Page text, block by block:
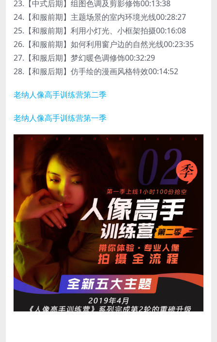
23.【中式后期】组图色调及剪影修饰00:13:38
24.【和服前期】主题场景的室内环境光线00:28:27
25.【和服前期】利用小灯光、小框架拍摄00:16:08
26.【和服前期】如何利用窗户边的自然光线00:23:35
27.【和服后期】梦幻暖色调修饰00:32:29
28.【和服后期】仿手绘的漫画风格特效00:14:52
老纳人像高手训练营第二季
老纳人像高手训练营第一季